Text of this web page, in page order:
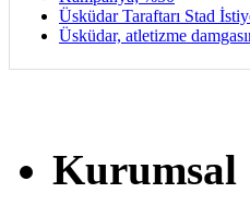
Üsküdar Taraftarı Stad
Üsküdar, atletizme
Kurumsal